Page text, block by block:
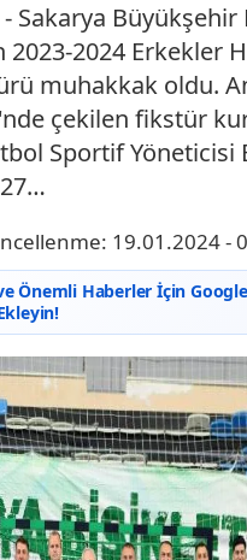
- Sakarya
2024 Erkekler
muhakkak oldu.
çekilen fikstür
Sportif Yöneticisi
19.01.2024 -
Önemli Haberler İçin